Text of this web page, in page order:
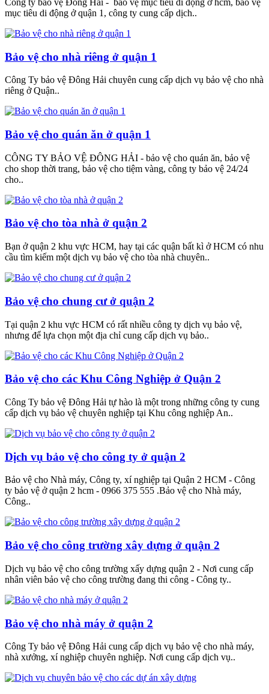
mục tiêu di động ở quận 1, công ty cung cấp dịch..
Bảo vệ cho nhà riêng ở quận 1
Công Ty bảo vệ Đông Hải chuyên cung cấp dịch vụ bảo vệ cho nhà
riêng ở Quận..
Bảo vệ cho quán ăn ở quận 1
CÔNG TY BẢO VỆ ĐÔNG HẢI - bảo vệ cho quán ăn, bảo vệ
cho shop thời trang, bảo vệ cho tiệm vàng, công ty bảo vệ 24/24
cho..
Bảo vệ cho tòa nhà ở quận 2
Bạn ở quận 2 khu vực HCM, hay tại các quận bất kì ở HCM có nhu
cầu tìm kiếm một dịch vụ bảo vệ cho tòa nhà chuyên..
Bảo vệ cho chung cư ở quận 2
Tại quận 2 khu vực HCM có rất nhiều công ty dịch vụ bảo vệ,
nhưng để lựa chọn một địa chỉ cung cấp dịch vụ bảo..
Bảo vệ cho các Khu Công Nghiệp ở Quận 2
Công Ty bảo vệ Đông Hải tự hào là một trong những công ty cung
cấp dịch vụ bảo vệ chuyên nghiệp tại Khu công nghiệp An..
Dịch vụ bảo vệ cho công ty ở quận 2
Bảo vệ cho Nhà máy, Công ty, xí nghiệp tại Quận 2 HCM - Công
ty bảo vệ ở quận 2 hcm - 0966 375 555 .Bảo vệ cho Nhà máy,
Công..
Bảo vệ cho công trường xây dựng ở quận 2
Dịch vụ bảo vệ cho công trường xấy dựng quận 2 - Nơi cung cấp
nhân viên bảo vệ cho công trường đang thi công - Công ty..
Bảo vệ cho nhà máy ở quận 2
Công Ty bảo vệ Đông Hải cung cấp dịch vụ bảo vệ cho nhà máy,
nhà xưởng, xí nghiệp chuyên nghiệp. Nơi cung cấp dịch vụ..